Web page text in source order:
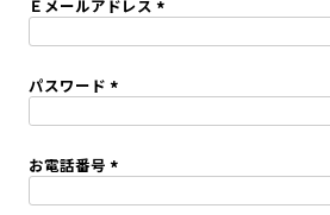
)
Ｅメールアドレス
)
パスワード
須
)
お電話番号